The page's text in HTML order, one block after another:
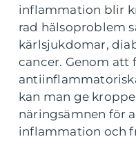
inflammation blir
rad hälsoproblem
kärlsjukdomar,
cancer. Genom att
kan man ge
näringsämnen för
inflammation och